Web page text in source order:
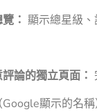
： 顯示總星級、
論的獨立頁面：
顯示的名